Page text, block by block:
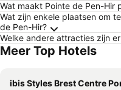
Wat maakt Pointe de Pen-Hir
Wat zijn enkele plaatsen om
de Pen-Hir?
Welke andere attracties zijn
Meer Top Hotels
ibis Styles Brest Centre